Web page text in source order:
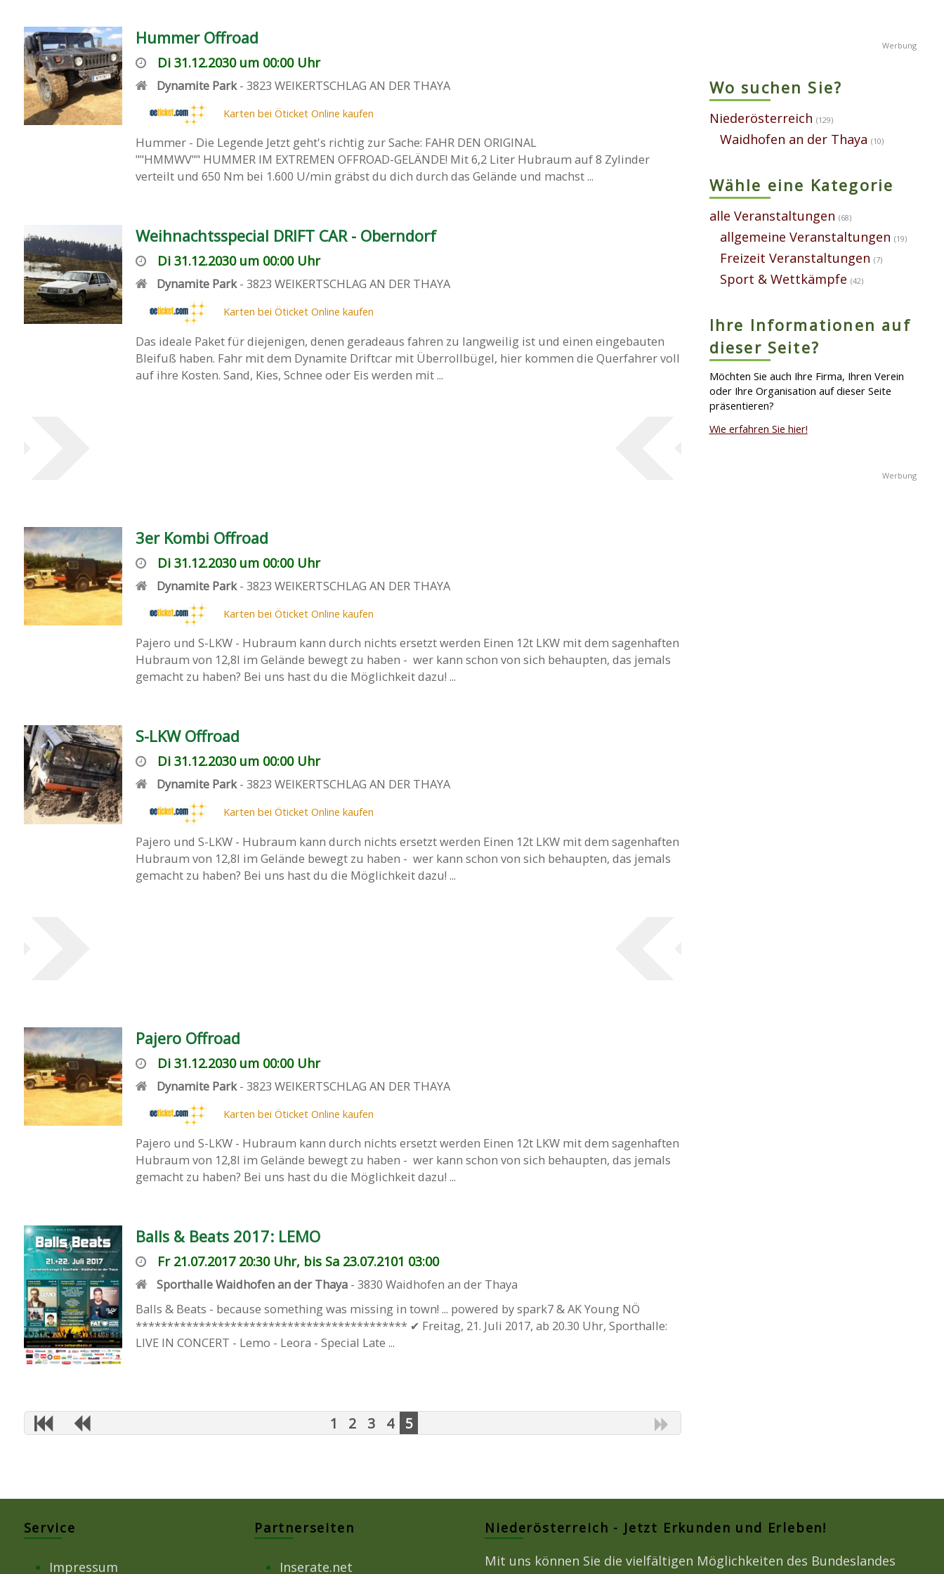
Hummer Offroad
Di 31.12.2030 um 00:00 Uhr
Dynamite Park-3823 WEIKERTSCHLAG AN DER THAYA
Karten bei Öticket Online kaufen
Hummer - Die Legende Jetzt geht's richtig zur Sache: FAHR DEN ORIGINAL
""HMMWV"" HUMMER IM EXTREMEN OFFROAD-GELÄNDE! Mit 6,2 Liter Hubraum auf 8 Zylinder
verteilt und 650 Nm bei 1.600 U/min gräbst du dich durch das Gelände und machst ...
Weihnachtsspecial DRIFT CAR - Oberndorf
Di 31.12.2030 um 00:00 Uhr
Dynamite Park-3823 WEIKERTSCHLAG AN DER THAYA
Karten bei Öticket Online kaufen
Das ideale Paket für diejenigen, denen geradeaus fahren zu langweilig ist und einen eingebauten
Bleifuß haben. Fahr mit dem Dynamite Driftcar mit Überrollbügel, hier kommen die Querfahrer voll
auf ihre Kosten. Sand, Kies, Schnee oder Eis werden mit ...
3er Kombi Offroad
Di 31.12.2030 um 00:00 Uhr
Dynamite Park-3823 WEIKERTSCHLAG AN DER THAYA
Karten bei Öticket Online kaufen
Pajero und S-LKW - Hubraum kann durch nichts ersetzt werden Einen 12t LKW mit dem sagenhaften
Hubraum von 12,8l im Gelände bewegt zu haben - wer kann schon von sich behaupten, das jemals
gemacht zu haben? Bei uns hast du die Möglichkeit dazu! ...
S-LKW Offroad
Di 31.12.2030 um 00:00 Uhr
Dynamite Park-3823 WEIKERTSCHLAG AN DER THAYA
Karten bei Öticket Online kaufen
Pajero und S-LKW - Hubraum kann durch nichts ersetzt werden Einen 12t LKW mit dem sagenhaften
Hubraum von 12,8l im Gelände bewegt zu haben - wer kann schon von sich behaupten, das jemals
gemacht zu haben? Bei uns hast du die Möglichkeit dazu! ...
Pajero Offroad
Di 31.12.2030 um 00:00 Uhr
Dynamite Park-3823 WEIKERTSCHLAG AN DER THAYA
Karten bei Öticket Online kaufen
Pajero und S-LKW - Hubraum kann durch nichts ersetzt werden Einen 12t LKW mit dem sagenhaften
Hubraum von 12,8l im Gelände bewegt zu haben - wer kann schon von sich behaupten, das jemals
gemacht zu haben? Bei uns hast du die Möglichkeit dazu! ...
Balls & Beats 2017: LEMO
Fr 21.07.2017 20:30 Uhr, bis Sa 23.07.2101 03:00
Sporthalle Waidhofen an der Thaya -3830 Waidhofen an der Thaya
Balls & Beats - because something was missing in town! ... powered by spark7 & AK Young NÖ
******************************************* ✔ Freitag, 21. Juli 2017, ab 20.30 Uhr, Sporthalle:
LIVE IN CONCERT - Lemo - Leora - Special Late ...
1 2 3 4 5
Wo suchen Sie?
Niederösterreich (129)
Waidhofen an der Thaya (10)
Wähle eine Kategorie
alle Veranstaltungen (68)
allgemeine Veranstaltungen (19)
Freizeit Veranstaltungen (7)
Sport & Wettkämpfe (42)
Ihre Informationen auf
dieser Seite?
Möchten Sie auch Ihre Firma, Ihren Verein
oder Ihre Organisation auf dieser Seite
präsentieren?
Wie erfahren Sie hier!
Service
Impressum
Partnerseiten
Inserate.net
Niederösterreich - Jetzt Erkunden und Erleben!
Mit uns können Sie die vielfältigen Möglichkeiten des Bundeslandes